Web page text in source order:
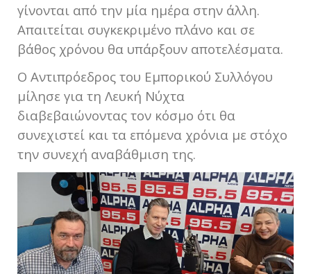
γίνονται από την μία ημέρα στην άλλη.
Απαιτείται συγκεκριμένο πλάνο και σε
βάθος χρόνου θα υπάρξουν αποτελέσματα.
Ο Αντιπρόεδρος του Εμπορικού Συλλόγου
μίλησε για τη Λευκή Νύχτα
διαβεβαιώνοντας τον κόσμο ότι θα
συνεχιστεί και τα επόμενα χρόνια με στόχο
την συνεχή αναβάθμιση της.